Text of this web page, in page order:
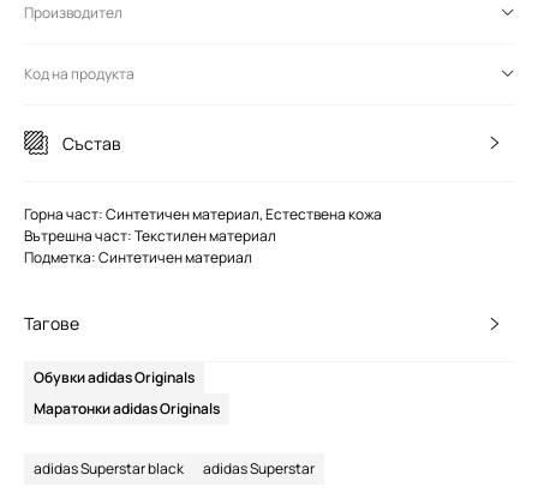
Производител
Код на продукта
Състав
Горна част: Синтетичен материал, Естествена кожа
Вътрешна част: Текстилен материал
Подметка: Синтетичен материал
Тагове
Обувки adidas Originals
Маратонки adidas Originals
adidas Superstar black adidas Superstar